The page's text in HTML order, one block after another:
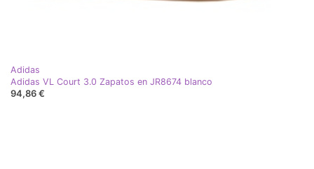
Adidas
Adidas VL Court 3.0 Zapatos en JR8674 blanco
94,86 €